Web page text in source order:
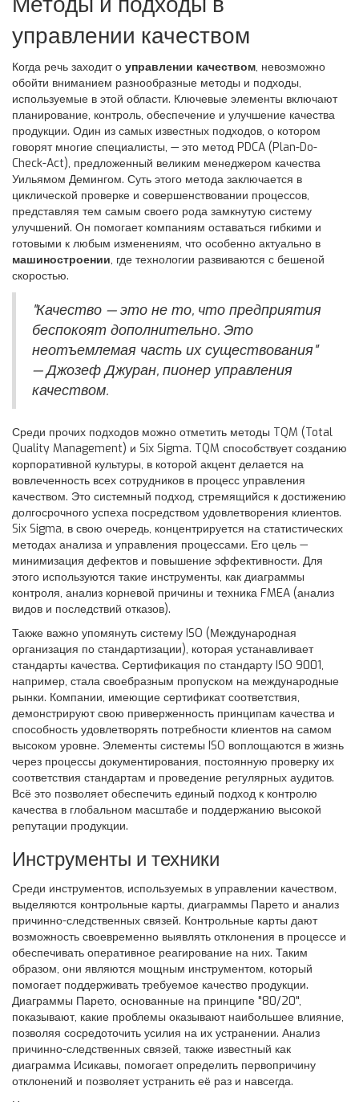
управлении качеством
Когда речь заходит о управлении качеством, невозможно
обойти вниманием разнообразные методы и подходы,
используемые в этой области. Ключевые элементы включают
планирование, контроль, обеспечение и улучшение качества
продукции. Один из самых известных подходов, о котором
говорят многие специалисты, — это метод PDCA (Plan-Do-
Check-Act), предложенный великим менеджером качества
Уильямом Демингом. Суть этого метода заключается в
циклической проверке и совершенствовании процессов,
представляя тем самым своего рода замкнутую систему
улучшений. Он помогает компаниям оставаться гибкими и
готовыми к любым изменениям, что особенно актуально в
машиностроении, где технологии развиваются с бешеной
скоростью.
"Качество — это не то, что предприятия
беспокоят дополнительно. Это
неотъемлемая часть их существования"
— Джозеф Джуран, пионер управления
качеством.
Среди прочих подходов можно отметить методы TQM (Total
Quality Management) и Six Sigma. TQM способствует созданию
корпоративной культуры, в которой акцент делается на
вовлеченность всех сотрудников в процесс управления
качеством. Это системный подход, стремящийся к достижению
долгосрочного успеха посредством удовлетворения клиентов.
Six Sigma, в свою очередь, концентрируется на статистических
методах анализа и управления процессами. Его цель —
минимизация дефектов и повышение эффективности. Для
этого используются такие инструменты, как диаграммы
контроля, анализ корневой причины и техника FMEA (анализ
видов и последствий отказов).
Также важно упомянуть систему ISO (Международная
организация по стандартизации), которая устанавливает
стандарты качества. Сертификация по стандарту ISO 9001,
например, стала своебразным пропуском на международные
рынки. Компании, имеющие сертификат соответствия,
демонстрируют свою приверженность принципам качества и
способность удовлетворять потребности клиентов на самом
высоком уровне. Элементы системы ISO воплощаются в жизнь
через процессы документирования, постоянную проверку их
соответствия стандартам и проведение регулярных аудитов.
Всё это позволяет обеспечить единый подход к контролю
качества в глобальном масштабе и поддержанию высокой
репутации продукции.
Инструменты и техники
Среди инструментов, используемых в управлении качеством,
выделяются контрольные карты, диаграммы Парето и анализ
причинно-следственных связей. Контрольные карты дают
возможность своевременно выявлять отклонения в процессе и
обеспечивать оперативное реагирование на них. Таким
образом, они являются мощным инструментом, который
помогает поддерживать требуемое качество продукции.
Диаграммы Парето, основанные на принципе "80/20",
показывают, какие проблемы оказывают наибольшее влияние,
позволяя сосредоточить усилия на их устранении. Анализ
причинно-следственных связей, также известный как
диаграмма Исикавы, помогает определить первопричину
отклонений и позволяет устранить её раз и навсегда.